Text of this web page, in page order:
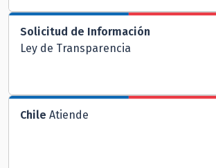
Solicitud de Información
Ley de Transparencia
Chile Atiende